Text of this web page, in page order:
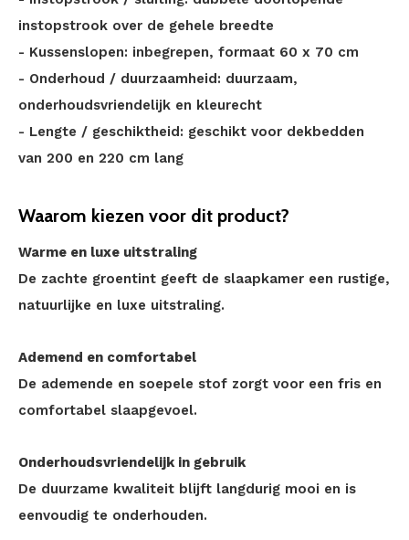
instopstrook over de gehele breedte
- Kussenslopen: inbegrepen, formaat 60 x 70 cm
- Onderhoud / duurzaamheid: duurzaam,
onderhoudsvriendelijk en kleurecht
- Lengte / geschiktheid: geschikt voor dekbedden
van 200 en 220 cm lang
Waarom kiezen voor dit product?
Warme en luxe uitstraling
De zachte groentint geeft de slaapkamer een rustige,
natuurlijke en luxe uitstraling.
Ademend en comfortabel
De ademende en soepele stof zorgt voor een fris en
comfortabel slaapgevoel.
Onderhoudsvriendelijk in gebruik
De duurzame kwaliteit blijft langdurig mooi en is
eenvoudig te onderhouden.